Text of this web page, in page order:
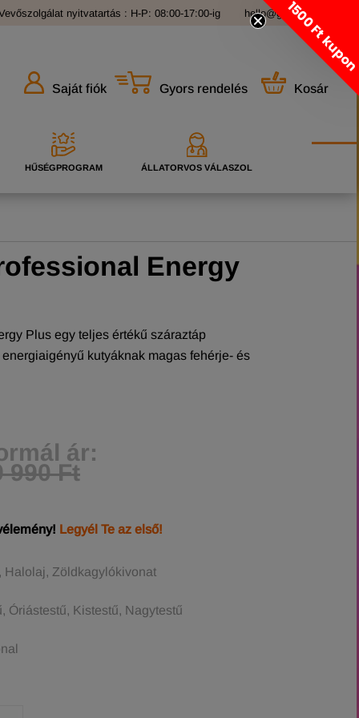
nyitvatartás : H-P: 08:00-17:00-ig hello@grandopet.hu
Saját fiók Gyors rendelés Kosár
HŰSÉGPROGRAM ÁLLATORVOS VÁLASZOL
Energy
Plus egy teljes értékű száraztáp
kutyáknak magas fehérje- és
ár:
990 Ft
Legyél Te az első!
Halolaj, Zöldkagylókivonat
Óriástestű, Kistestű, Nagytestű
1500 Ft